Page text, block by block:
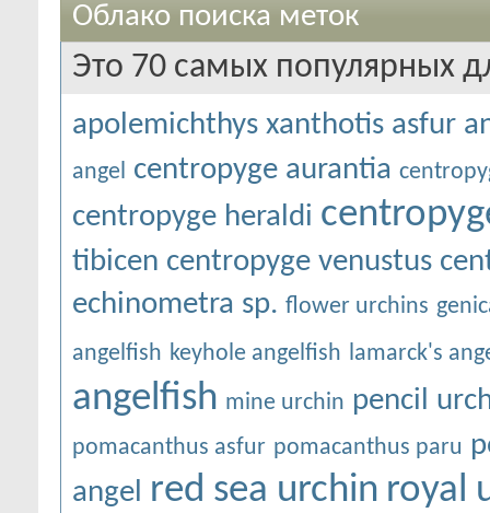
Облако поиска меток
Это 70 самых популярных
apolemichthys xanthotis asfur
angel centropyge aurantia
centropyge heraldi
tibicen centropyge venustus
echinometra sp. flower urchins
angelfish keyhole angelfish lamarck's
angelfish mine urchin pencil
pomacanthus asfur pomacanthus paru
angel red sea urchin royal